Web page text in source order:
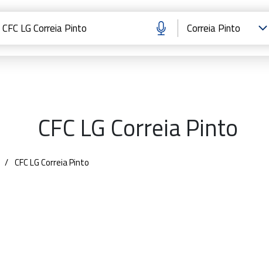
CFC LG Correia Pinto
CFC LG Correia Pinto